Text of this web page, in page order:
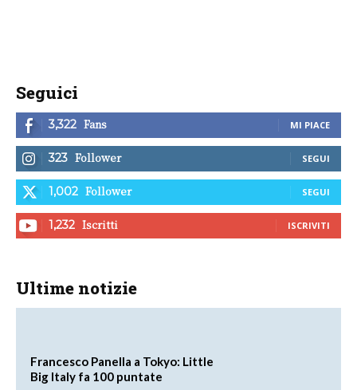
Seguici
3,322 Fans MI PIACE
323 Follower SEGUI
1,002 Follower SEGUI
1,232 Iscritti ISCRIVITI
Ultime notizie
Francesco Panella a Tokyo: Little
Big Italy fa 100 puntate